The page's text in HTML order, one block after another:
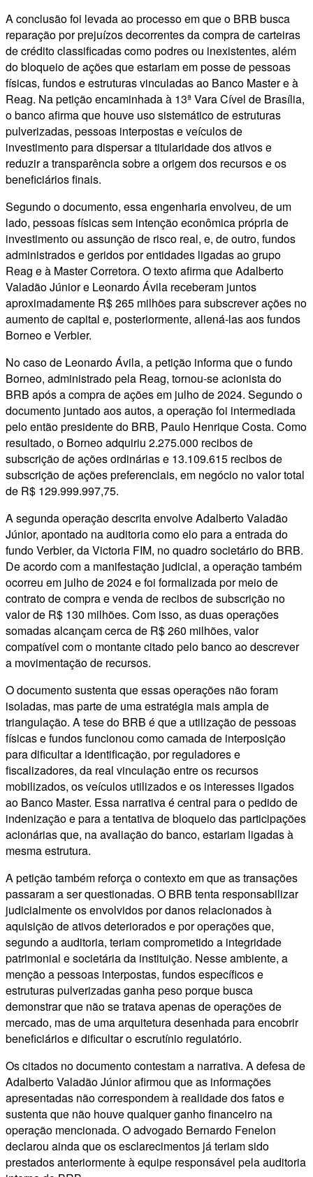
A conclusão foi levada ao processo em que o BRB busca
reparação por prejuízos decorrentes da compra de carteiras
de crédito classificadas como podres ou inexistentes, além
do bloqueio de ações que estariam em posse de pessoas
físicas, fundos e estruturas vinculadas ao Banco Master e à
Reag. Na petição encaminhada à 13ª Vara Cível de Brasília,
o banco afirma que houve uso sistemático de estruturas
pulverizadas, pessoas interpostas e veículos de
investimento para dispersar a titularidade dos ativos e
reduzir a transparência sobre a origem dos recursos e os
beneficiários finais.
Segundo o documento, essa engenharia envolveu, de um
lado, pessoas físicas sem intenção econômica própria de
investimento ou assunção de risco real, e, de outro, fundos
administrados e geridos por entidades ligadas ao grupo
Reag e à Master Corretora. O texto afirma que Adalberto
Valadão Júnior e Leonardo Ávila receberam juntos
aproximadamente R$ 265 milhões para subscrever ações no
aumento de capital e, posteriormente, aliená-las aos fundos
Borneo e Verbier.
No caso de Leonardo Ávila, a petição informa que o fundo
Borneo, administrado pela Reag, tornou-se acionista do
BRB após a compra de ações em julho de 2024. Segundo o
documento juntado aos autos, a operação foi intermediada
pelo então presidente do BRB, Paulo Henrique Costa. Como
resultado, o Borneo adquiriu 2.275.000 recibos de
subscrição de ações ordinárias e 13.109.615 recibos de
subscrição de ações preferenciais, em negócio no valor total
de R$ 129.999.997,75.
A segunda operação descrita envolve Adalberto Valadão
Júnior, apontado na auditoria como elo para a entrada do
fundo Verbier, da Victoria FIM, no quadro societário do BRB.
De acordo com a manifestação judicial, a operação também
ocorreu em julho de 2024 e foi formalizada por meio de
contrato de compra e venda de recibos de subscrição no
valor de R$ 130 milhões. Com isso, as duas operações
somadas alcançam cerca de R$ 260 milhões, valor
compatível com o montante citado pelo banco ao descrever
a movimentação de recursos.
O documento sustenta que essas operações não foram
isoladas, mas parte de uma estratégia mais ampla de
triangulação. A tese do BRB é que a utilização de pessoas
físicas e fundos funcionou como camada de interposição
para dificultar a identificação, por reguladores e
fiscalizadores, da real vinculação entre os recursos
mobilizados, os veículos utilizados e os interesses ligados
ao Banco Master. Essa narrativa é central para o pedido de
indenização e para a tentativa de bloqueio das participações
acionárias que, na avaliação do banco, estariam ligadas à
mesma estrutura.
A petição também reforça o contexto em que as transações
passaram a ser questionadas. O BRB tenta responsabilizar
judicialmente os envolvidos por danos relacionados à
aquisição de ativos deteriorados e por operações que,
segundo a auditoria, teriam comprometido a integridade
patrimonial e societária da instituição. Nesse ambiente, a
menção a pessoas interpostas, fundos específicos e
estruturas pulverizadas ganha peso porque busca
demonstrar que não se tratava apenas de operações de
mercado, mas de uma arquitetura desenhada para encobrir
beneficiários e dificultar o escrutínio regulatório.
Os citados no documento contestam a narrativa. A defesa de
Adalberto Valadão Júnior afirmou que as informações
apresentadas não correspondem à realidade dos fatos e
sustenta que não houve qualquer ganho financeiro na
operação mencionada. O advogado Bernardo Fenelon
declarou ainda que os esclarecimentos já teriam sido
prestados anteriormente à equipe responsável pela auditoria